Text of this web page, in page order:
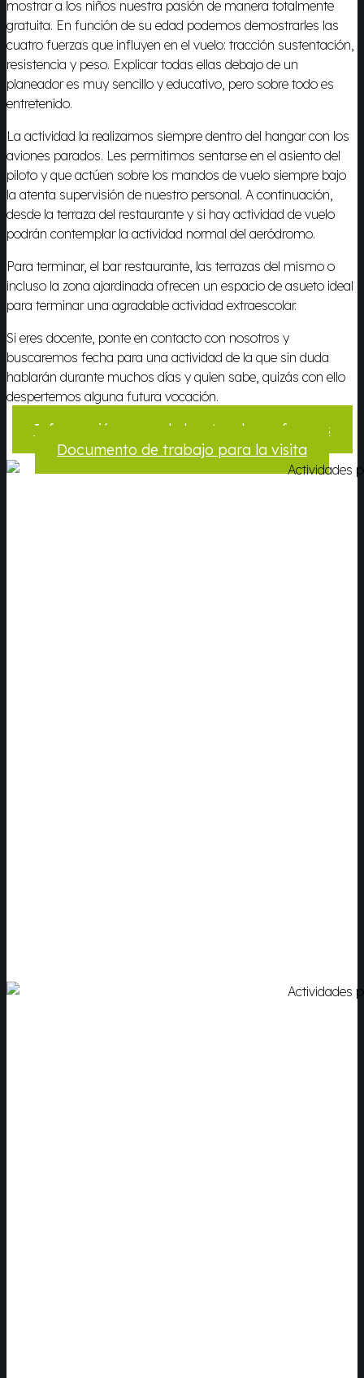
mostrar a los niños nuestra pasión de manera totalmente
gratuita. En función de su edad podemos demostrarles las
cuatro fuerzas que influyen en el vuelo: tracción sustentación,
resistencia y peso. Explicar todas ellas debajo de un
planeador es muy sencillo y educativo, pero sobre todo es
entretenido.
La actividad la realizamos siempre dentro del hangar con los
aviones parados. Les permitimos sentarse en el asiento del
piloto y que actúen sobre los mandos de vuelo siempre bajo
la atenta supervisión de nuestro personal. A continuación,
desde la terraza del restaurante y si hay actividad de vuelo
podrán contemplar la actividad normal del aeródromo.
Para terminar, el bar restaurante, las terrazas del mismo o
incluso la zona ajardinada ofrecen un espacio de asueto ideal
para terminar una agradable actividad extraescolar.
Si eres docente, ponte en contacto con nosotros y
buscaremos fecha para una actividad de la que sin duda
hablarán durante muchos días y quien sabe, quizás con ello
despertemos alguna futura vocación.
Información para el claustro de profesores
Documento de trabajo para la visita